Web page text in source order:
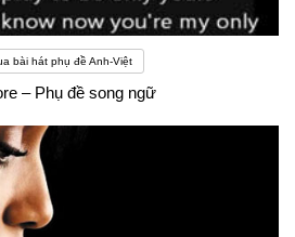
bài hát phụ đề Anh-Việt
– Phụ đề song ngữ